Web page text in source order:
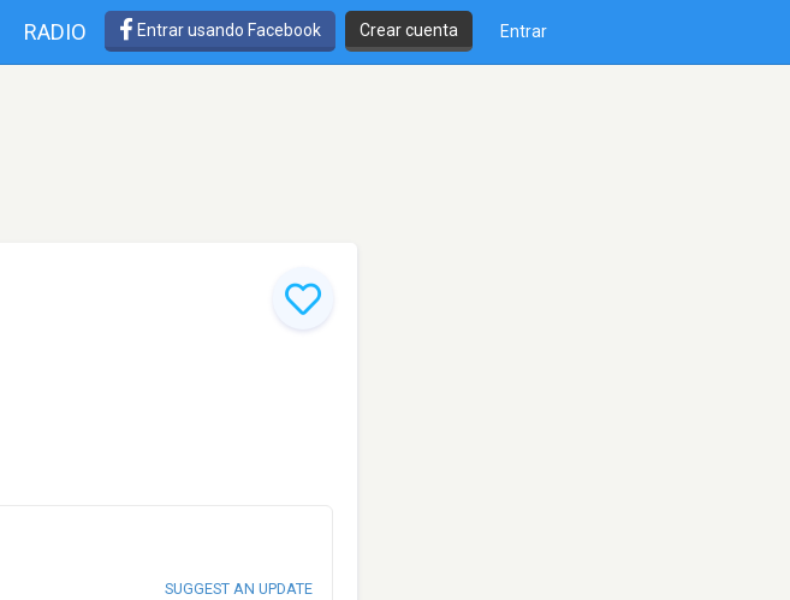
RADIO Entrar usando Facebook Crear cuenta Entrar
SUGGEST AN UPDATE